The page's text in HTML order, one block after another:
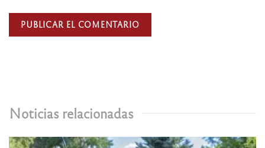
Noticias relacionadas